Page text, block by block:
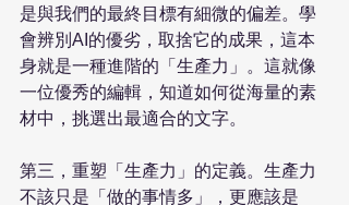
是與我們的最終目標有細微的偏差。學
會辨別AI的優劣，取捨它的成果，這本
身就是一種進階的「生產力」。這就像
一位優秀的編輯，知道如何從海量的素
材中，挑選出最適合的文字。
第三，重塑「生產力」的定義。生產力
不該只是「做的事情多」，更應該是